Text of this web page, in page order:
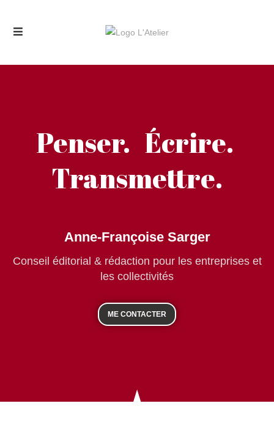
Penser. Écrire.
Transmettre.
Anne-Françoise Sarger
Conseil éditorial & rédaction pour les entreprises et
les collectivités
ME CONTACTER